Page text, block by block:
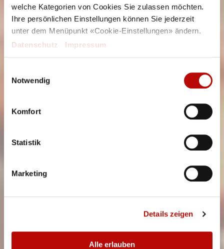
welche Kategorien von Cookies Sie zulassen möchten.
Ihre persönlichen Einstellungen können Sie jederzeit
unter dem Menüpunkt «Cookie-Einstellungen» ändern.
Datenschutz
Impressum
Notwendig
Komfort
Statistik
Marketing
Details zeigen
Alle erlauben